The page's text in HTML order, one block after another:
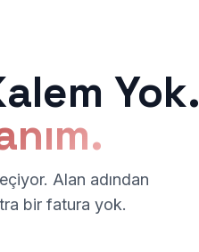
Yok.
Alan adından
bir fatura yok.